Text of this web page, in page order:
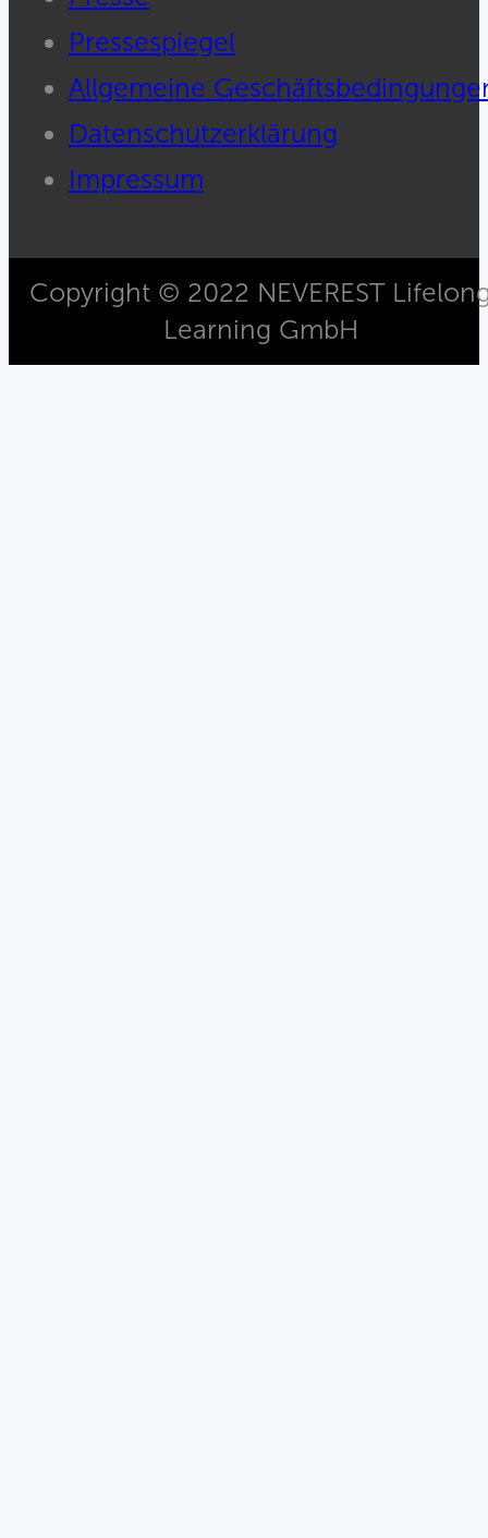
Pressespiegel
Allgemeine
Datenschutzerklärung
Impressum
Copyright © 2022 NEVEREST
Learning GmbH